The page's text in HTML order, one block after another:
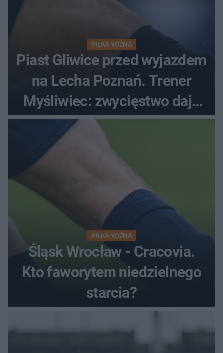
PIŁKA NOŻNA
Piast Gliwice przed wyjazdem
na Lecha Poznań. Trener
Myśliwiec: zwycięstwo daje
satysfakcję
PIŁKA NOŻNA
Śląsk Wrocław - Cracovia.
Kto faworytem niedzielnego
starcia?